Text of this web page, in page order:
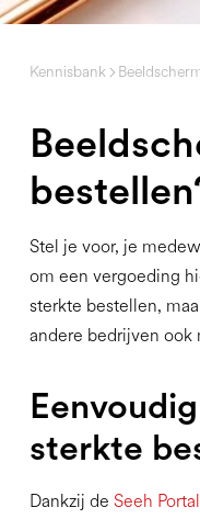
Kennisbank
Stel je voor, je
om een vergoeding
sterkte bestellen,
andere bedrijven ook
sterkte
Dankzij de Seeh Portal